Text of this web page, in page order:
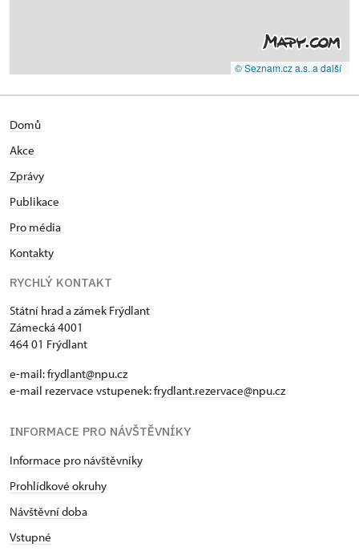
© Seznam.cz a.s. a další
Domů
Akce
Zprávy
Publikace
Pro média
Kontakty
RYCHLÝ KONTAKT
Státní hrad a zámek Frýdlant
Zámecká 4001
464 01 Frýdlant
e-mail:frydlant@npu.cz
e-mail rezervace vstupenek:frydlant.rezervace@npu.cz
INFORMACE PRO NÁVŠTĚVNÍKY
Informace pro návštěvníky
Prohlídkové okruhy
Návštěvní doba
Vstupné